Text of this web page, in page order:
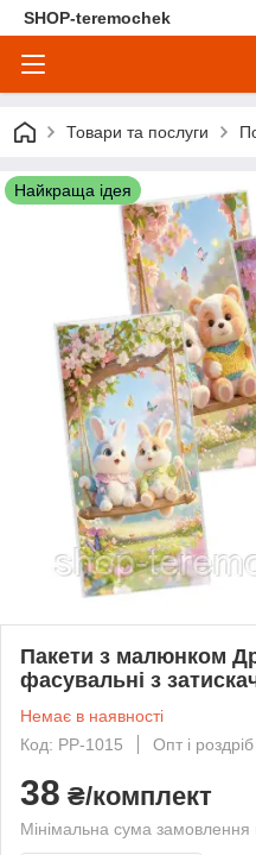
SHOP-teremochek
Товари та послуги
Найкраща ідея
Пакети з малюнком
фасувальні з
Немає в наявності
Код: PP-1015
Опт і роздріб
38 ₴/комплект
Мінімальна сума